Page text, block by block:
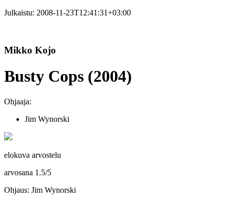
Julkaistu: 2008-11-23T12:41:31+03:00
Mikko Kojo
Busty Cops (2004)
Ohjaaja:
Jim Wynorski
elokuva arvostelu
arvosana 1.5/5
Ohjaus: Jim Wynorski